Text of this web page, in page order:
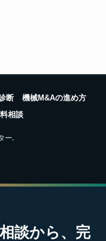
断
機械M&Aの進め方
相談
ー.
談から、完